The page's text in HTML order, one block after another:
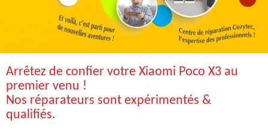
Arrêtez de confier votre Xiaomi Poco X3 au
premier venu !
Nos réparateurs sont expérimentés &
qualifiés.